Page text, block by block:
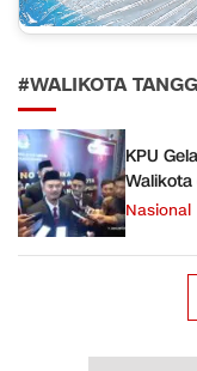
#WALIKOTA
KPU
Walikota
Nasional